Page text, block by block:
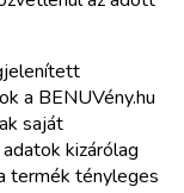
a BENUVény.hu
saját
kizárólag
termék tényleges